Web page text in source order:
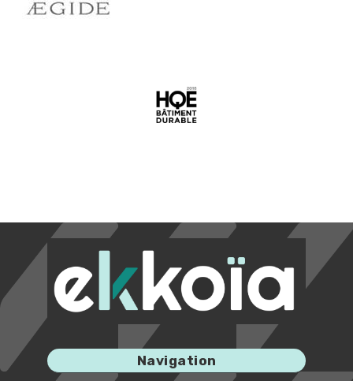
Image
Navigation